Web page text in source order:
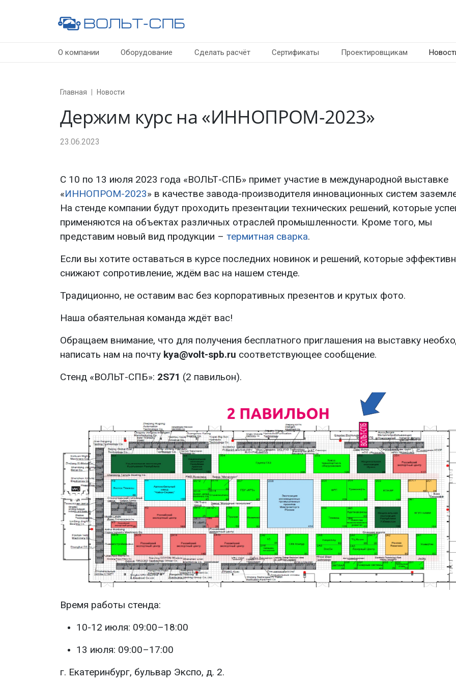
О компании Оборудование Сделать расчёт Сертификаты Проектировщикам
Главная Новости
Держим курс на «ИННОПРОМ-2023»
23.06.2023
С 10 по 13 июля 2023 года «ВОЛЬТ-СПБ» примет участие в международной выставке
«ИННОПРОМ-2023» в качестве завода-производителя инновационных систем
На стенде компании будут проходить презентации технических решений, которые
применяются на объектах различных отраслей промышленности. Кроме того, мы
представим новый вид продукции – термитная сварка.
Если вы хотите оставаться в курсе последних новинок и решений, которые
снижают сопротивление, ждём вас на нашем стенде.
Традиционно, не оставим вас без корпоративных презентов и крутых фото.
Наша обаятельная команда ждёт вас!
Обращаем внимание, что для получения бесплатного приглашения на выставку
написать нам на почту kya@volt-spb.ru соответствующее сообщение.
Стенд «ВОЛЬТ-СПБ»: 2S71 (2 павильон).
Время работы стенда:
10-12 июля: 09:00–18:00
13 июля: 09:00–17:00
г. Екатеринбург, бульвар Экспо, д. 2.